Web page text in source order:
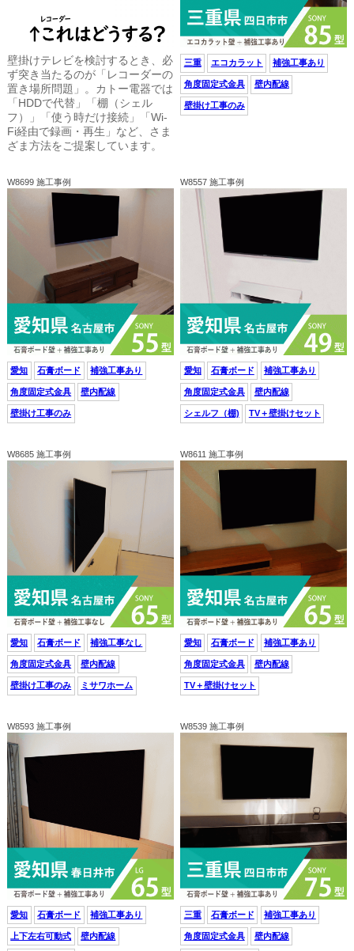
壁掛けテレビを検討するとき、必
ず突き当たるのが「レコーダーの
置き場所問題」。カトー電器では
「HDDで代替」「棚（シェル
フ）」「使う時だけ接続」「Wi-
Fi経由で録画・再生」など、さま
ざま方法をご提案しています。
三重 エコカラット 補強工事あり
角度固定式金具 壁内配線
壁掛け工事のみ
W8699 施工事例
愛知 石膏ボード 補強工事あり
角度固定式金具 壁内配線
壁掛け工事のみ
W8557 施工事例
愛知 石膏ボード 補強工事あり
角度固定式金具 壁内配線
シェルフ（棚) TV＋壁掛けセット
W8685 施工事例
愛知 石膏ボード 補強工事なし
角度固定式金具 壁内配線
壁掛け工事のみ ミサワホーム
W8611 施工事例
愛知 石膏ボード 補強工事あり
角度固定式金具 壁内配線
TV＋壁掛けセット
W8593 施工事例
愛知 石膏ボード 補強工事あり
上下左右可動式 壁内配線
W8539 施工事例
三重 石膏ボード 補強工事あり
角度固定式金具 壁内配線